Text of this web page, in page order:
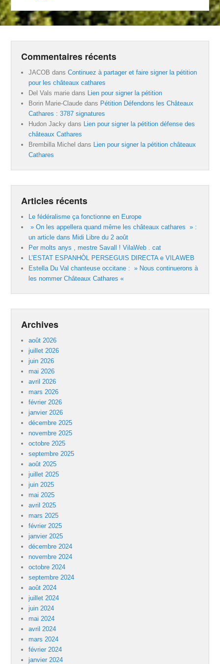
Commentaires récents
JACOB dansContinuez à partager et faire signer la pétition
pour les châteaux cathares
Del Vals marie dans Lien pour signer la pétition
Borin Marie-Claude dans Pétition Défendons les Châteaux
Cathares : 3787 signatures
Hudon Jacky dans Lien pour signer la pétition défense des
châteaux Cathares
Brembilla Michel dans Lien pour signer la pétition châteaux
Cathares
Articles récents
Le fédéralisme ça fonctionne en Europe
» On les appellera quand même les châteaux cathares » :
un article dans Midi Libre du 2 août
Per molts anys , mestre Savall ! VilaWeb . cat
L’ESTAT ESPANHÒL PERSEGUIS DIRECTA e VILAWEB
Estella Du Val chanteuse occitane : » Nous continuerons à
les nommer Châteaux Cathares «
Archives
août 2026
juillet 2026
juin 2026
mai 2026
avril 2026
mars 2026
février 2026
janvier 2026
décembre 2025
novembre 2025
octobre 2025
septembre 2025
août 2025
juillet 2025
juin 2025
mai 2025
avril 2025
mars 2025
février 2025
janvier 2025
décembre 2024
novembre 2024
octobre 2024
septembre 2024
août 2024
juillet 2024
juin 2024
mai 2024
avril 2024
mars 2024
février 2024
janvier 2024